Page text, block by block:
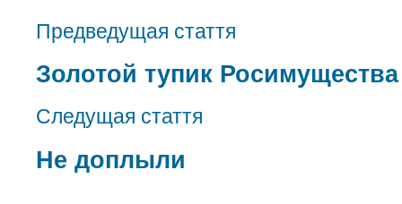
Предведущая стаття
Золотой тупик Росимущества
Следущая стаття
Не доплыли